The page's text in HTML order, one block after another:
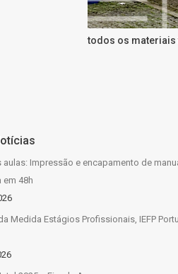
todos os
aulas: Impressão e encapamento de
em 48h
Medida Estágios Profissionais, IEFP